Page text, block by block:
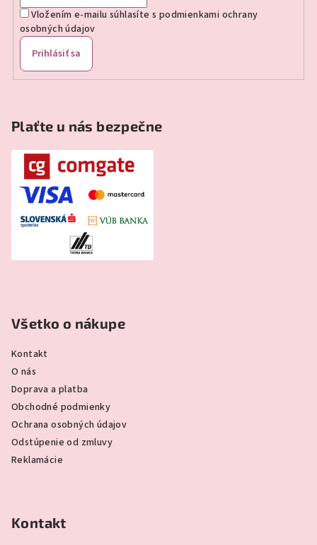
Vložením e-mailu súhlasíte s podmienkami ochrany
osobných údajov
Prihlásiť sa
Plaťte u nás bezpečne
Všetko o nákupe
Kontakt
O nás
Doprava a platba
Obchodné podmienky
Ochrana osobných údajov
Odstúpenie od zmluvy
Reklamácie
Kontakt